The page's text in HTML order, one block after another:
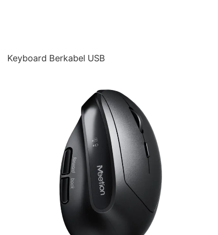
Keyboard Berkabel USB